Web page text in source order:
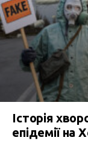
Історія
епідемії на